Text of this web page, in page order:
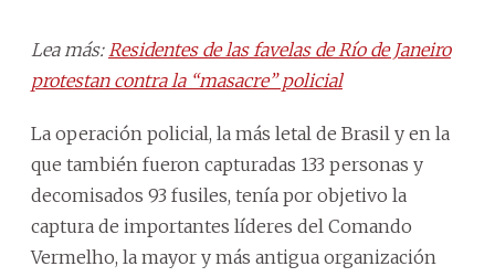
Lea más: Residentes de las favelas de Río de Janeiro
protestan contra la “masacre” policial
La operación policial, la más letal de Brasil y en la
que también fueron capturadas 133 personas y
decomisados 93 fusiles, tenía por objetivo la
captura de importantes líderes del Comando
Vermelho, la mayor y más antigua organización